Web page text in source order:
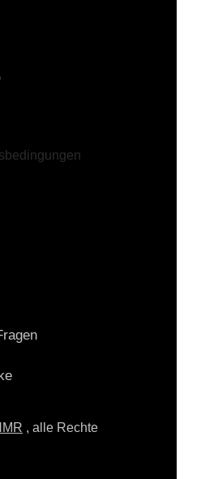
, alle Rechte